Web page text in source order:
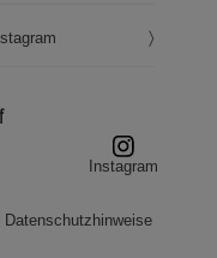
Instagram
Datenschutzhinweise